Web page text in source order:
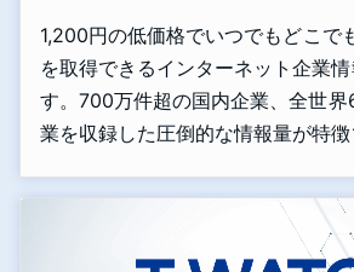
1,200円の低価格でいつでもどこで
を取得できるインターネット企業
す。700万件超の国内企業、全世
業を収録した圧倒的な情報量が特徴